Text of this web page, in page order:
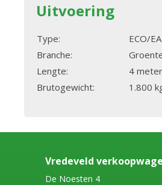
Uitvoering
Type:
ECO/
Branche:
Lengte:
4 meter
Brutogewicht:
1.800
Vredeveld
De Noesten 4